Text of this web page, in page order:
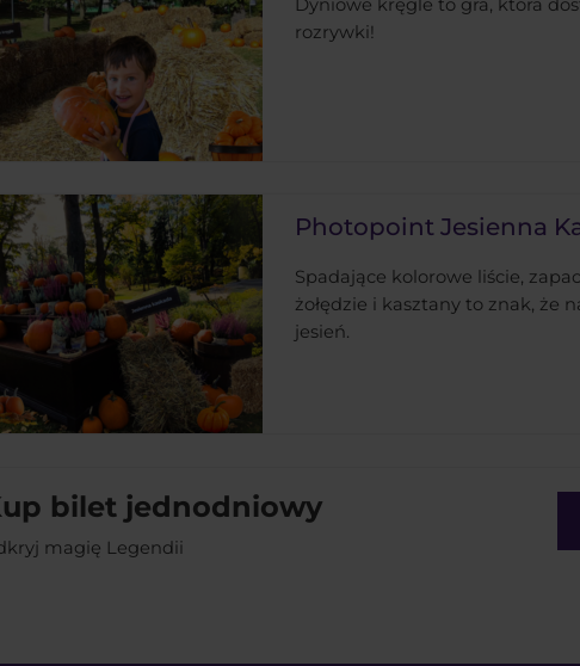
Dyniowe kręgle to gra, która
rozrywki!
Photopoint Jesienna
Spadające kolorowe liście,
żołędzie i kasztany to znak, że
jesień.
bilet jednodniowy
magię Legendii